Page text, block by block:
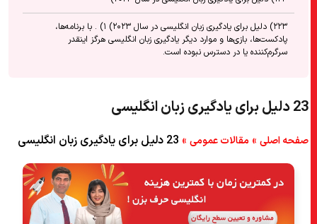
۲۲۳) دلیل برای یادگیری زبان انگلیسی در سال ۲۰۲۳) ۱) . با برنامه‌ها،
پادکست‌ها، بازی‌ها و موارد دیگر یادگیری زبان انگلیسی هرگز اینقدر
سرگرم‌کننده یا در دسترس نبوده است.
۴۳) . ویزای دیجیتال عشایری به سرعت در حال تبدیل شدن به یک چیز
۵۴) . ما برای گردهمایی‌های خانوادگی به تاخیر افتاده‌ایم. ارتباط مجدد با
بستگان خود یکی از راه‌های رسیدن به یادگیری زبان انگلیسی است.
۶۵) . ما مشتاق هستیم که از مناطق راحت خود (Comfort Zone) خارج
شویم و مطمئناً یادگیری یک زبان جدید زبان مادری شما را به چالش خواهد
کشید.
23 دلیل برای یادگیری زبان انگلیسی
صفحه اصلی»مقالات عمومی»23 دلیل برای یادگیری زبان انگلیسی